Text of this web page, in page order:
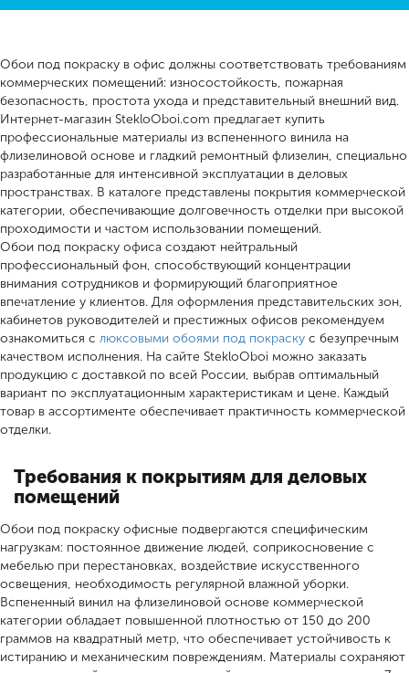
Обои под покраску в офис должны соответствовать требованиям
коммерческих помещений: износостойкость, пожарная
безопасность, простота ухода и представительный внешний вид.
Интернет-магазин StekloOboi.com предлагает купить
профессиональные материалы из вспененного винила на
флизелиновой основе и гладкий ремонтный флизелин, специально
разработанные для интенсивной эксплуатации в деловых
пространствах. В каталоге представлены покрытия коммерческой
категории, обеспечивающие долговечность отделки при высокой
проходимости и частом использовании помещений.
Обои под покраску офиса создают нейтральный
профессиональный фон, способствующий концентрации
внимания сотрудников и формирующий благоприятное
впечатление у клиентов. Для оформления представительских зон,
кабинетов руководителей и престижных офисов рекомендуем
ознакомиться с люксовыми обоями под покраску с безупречным
качеством исполнения. На сайте StekloOboi можно заказать
продукцию с доставкой по всей России, выбрав оптимальный
вариант по эксплуатационным характеристикам и цене. Каждый
товар в ассортименте обеспечивает практичность коммерческой
отделки.
Требования к покрытиям для деловых
помещений
Обои под покраску офисные подвергаются специфическим
нагрузкам: постоянное движение людей, соприкосновение с
мебелью при перестановках, воздействие искусственного
освещения, необходимость регулярной влажной уборки.
Вспененный винил на флизелиновой основе коммерческой
категории обладает повышенной плотностью от 150 до 200
граммов на квадратный метр, что обеспечивает устойчивость к
истиранию и механическим повреждениям. Материалы сохраняют